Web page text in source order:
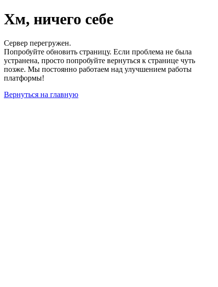
Хм, ничего себе
Сервер перегружен.
Попробуйте обновить страницу. Если проблема не была
устранена, просто попробуйте вернуться к странице чуть
позже. Мы постоянно работаем над улучшением работы
платформы!
Вернуться на главную